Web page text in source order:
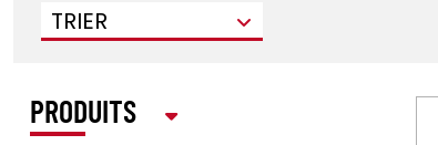
TRIER
PRODUITS